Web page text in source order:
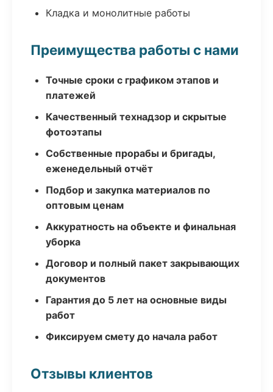
Кладка и монолитные работы
Преимущества работы с нами
Точные сроки с графиком этапов и
платежей
Качественный технадзор и скрытые
фотоэтапы
Собственные прорабы и бригады,
еженедельный отчёт
Подбор и закупка материалов по
оптовым ценам
Аккуратность на объекте и финальная
уборка
Договор и полный пакет закрывающих
документов
Гарантия до 5 лет на основные виды
работ
Фиксируем смету до начала работ
Отзывы клиентов